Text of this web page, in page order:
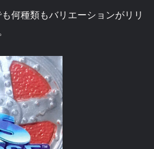
何種類もバリエーションがリリ